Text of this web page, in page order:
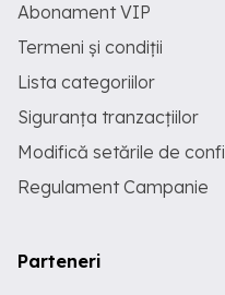
Abonament VIP
Termeni și condiții
Lista categoriilor
Siguranța tranzacțiilor
Modifică setările de
Regulament Campanie
Parteneri